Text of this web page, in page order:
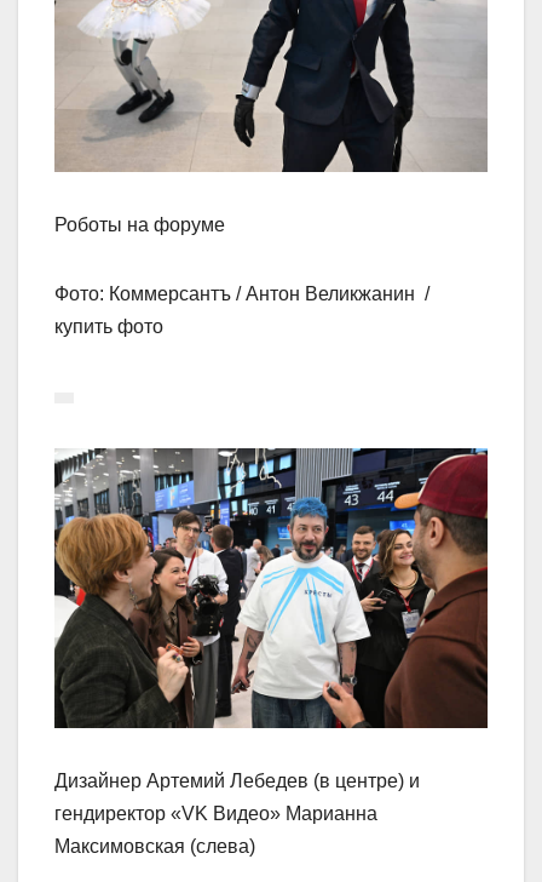
Роботы на форуме
Фото: Коммерсантъ / Антон Великжанин /
купить фото
Дизайнер Артемий Лебедев (в центре) и
гендиректор «VK Видео» Марианна
Максимовская (слева)